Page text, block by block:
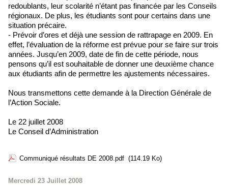
redoublants, leur scolarité n’étant pas financée par les Conseils
régionaux. De plus, les étudiants sont pour certains dans une
situation précaire.
- Prévoir d’ores et déjà une session de rattrapage en 2009. En
effet, l’évaluation de la réforme est prévue pour se faire sur trois
années. Jusqu’en 2009, date de fin de cette période, nous
pensons qu’il est souhaitable de donner une deuxième chance
aux étudiants afin de permettre les ajustements nécessaires.
Nous transmettons cette demande à la Direction Générale de
l’Action Sociale.
Le 22 juillet 2008
Le Conseil d’Administration
Communiqué résultats DE 2008.pdf (114.19 Ko)
Mercredi 23 Juillet 2008